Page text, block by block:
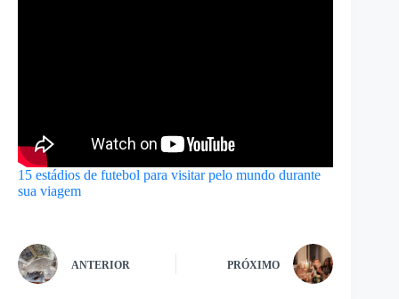
15 estádios de futebol para visitar pelo mundo durante
sua viagem
ANTERIOR PRÓXIMO